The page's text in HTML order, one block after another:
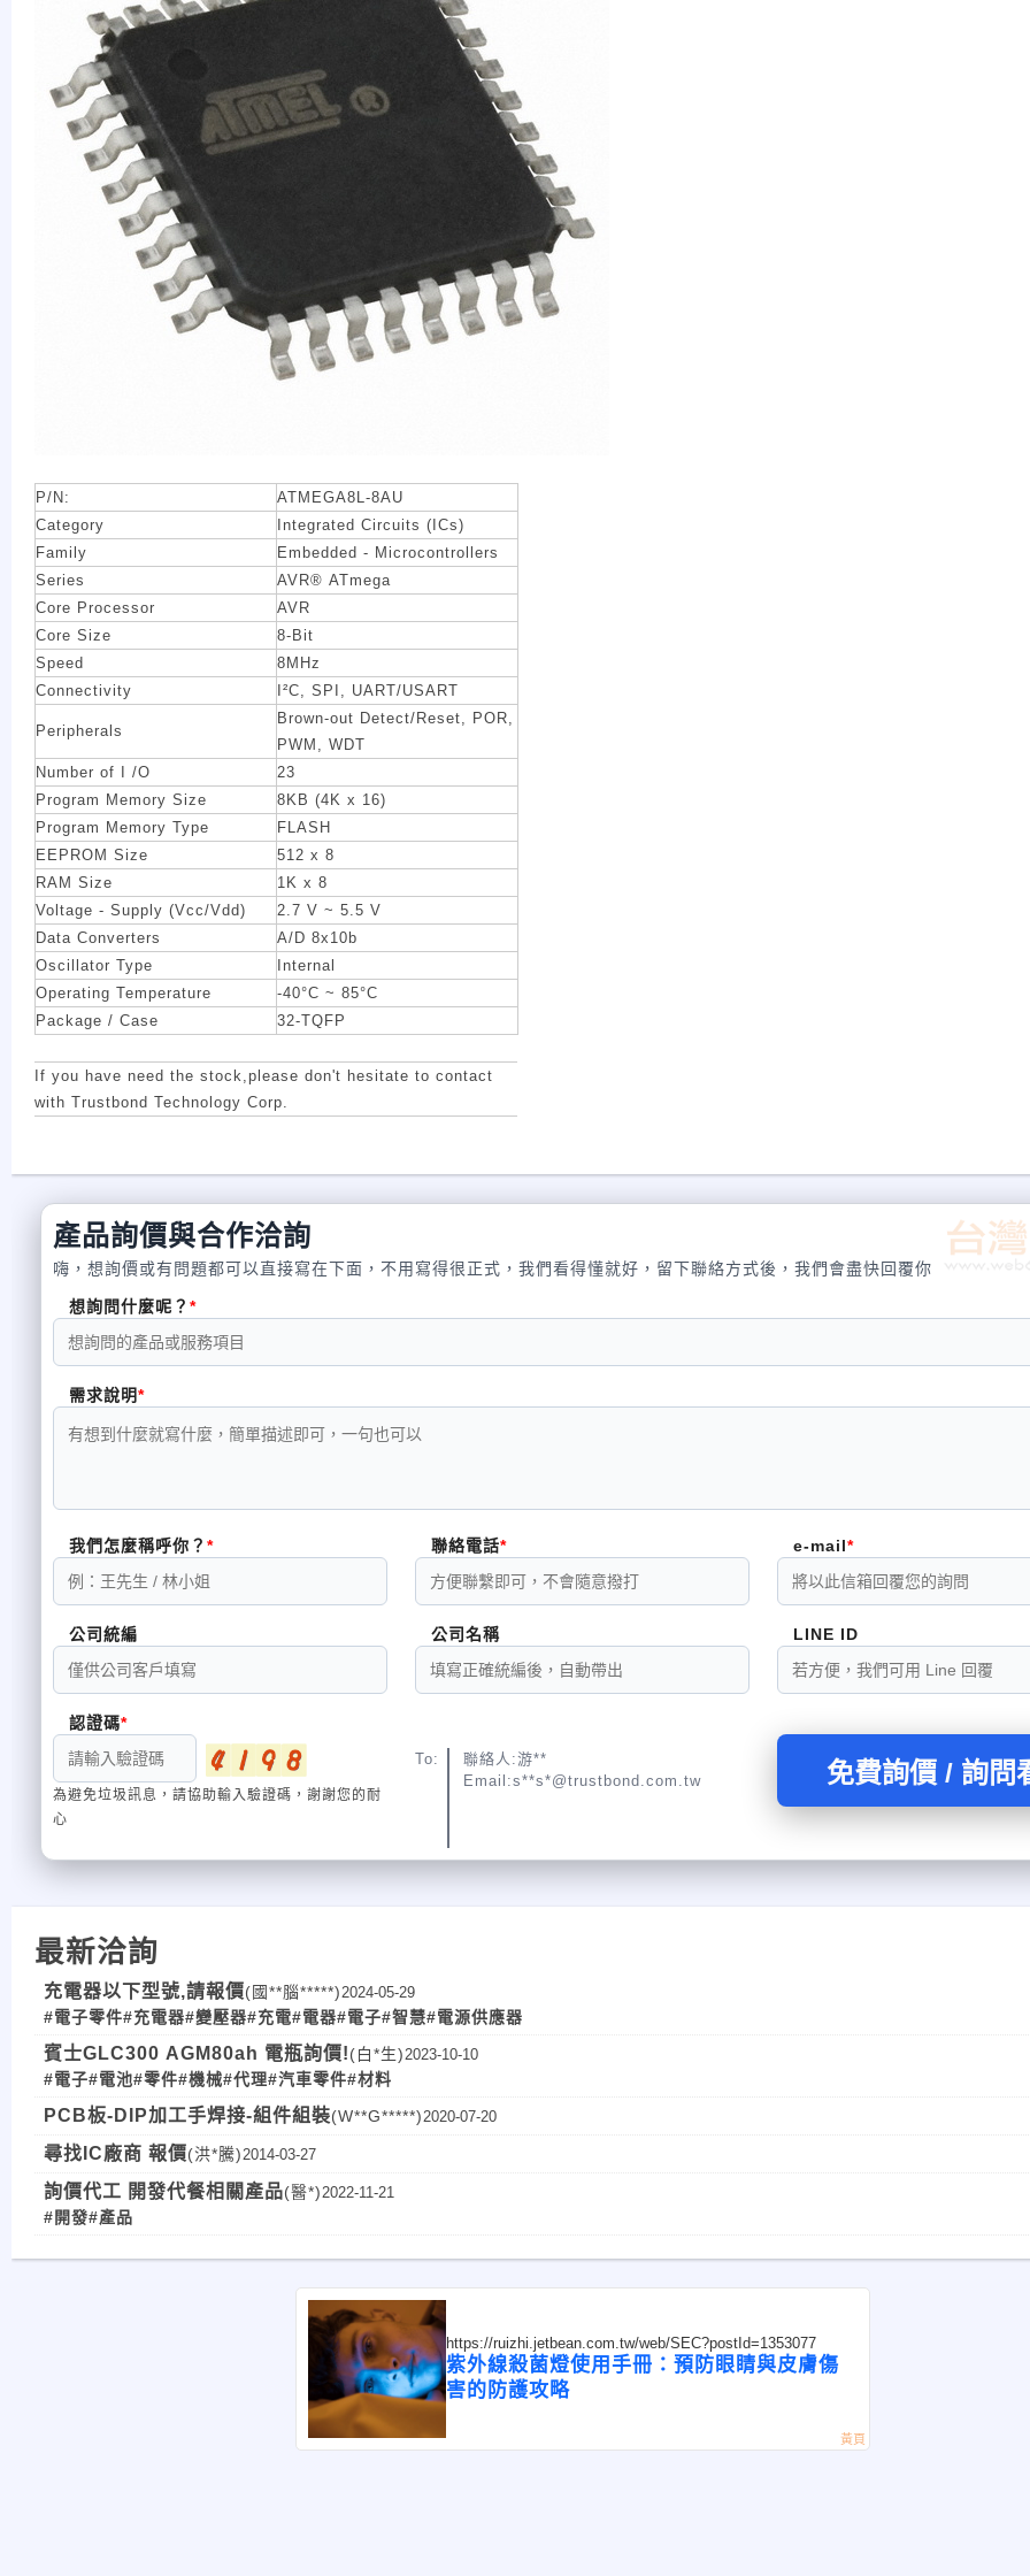
P/N:
ATMEGA8L-8AU
Category
Integrated Circuits (ICs)
Family
Embedded - Microcontrollers
Series
AVR® ATmega
Core Processor
AVR
Core Size
8-Bit
Speed
8MHz
Connectivity
I²C, SPI, UART/USART
Peripherals
Brown-out Detect/Reset, POR,
PWM, WDT
Number of I /O
23
Program Memory Size
8KB (4K x 16)
Program Memory Type
FLASH
EEPROM Size
512 x 8
RAM Size
1K x 8
Voltage - Supply (Vcc/Vdd)
2.7 V ~ 5.5 V
Data Converters
A/D 8x10b
Oscillator Type
Internal
Operating Temperature
-40°C ~ 85°C
Package / Case
32-TQFP
If you have need the stock,please don't hesitate to contact
with Trustbond Technology Corp.
產品詢價與合作洽詢
嗨，想詢價或有問題都可以直接寫在下面，不用寫得很正式，我們看得懂就好，留下聯絡方式後，我們會盡快回覆你
想詢問什麼呢？
需求說明
我們怎麼稱呼你？ 聯絡電話 e-mail
公司統編 公司名稱 LINE ID
認證碼
為避免垃圾訊息，請協助輸入驗證碼，謝謝您的耐
心
To:
聯絡人:游**
Email:s**s*@trustbond.com.tw
免費詢價 / 詢問
最新洽詢
充電器以下型號,請報價(國**腦*****) 2024-05-29
#電子零件#充電器#變壓器#充電#電器#電子#智慧#電源供應器
賓士GLC300 AGM80ah 電瓶詢價!(白*生) 2023-10-10
#電子#電池#零件#機械#代理#汽車零件#材料
PCB板-DIP加工手焊接-組件組裝(W**G*****) 2020-07-20
尋找IC廠商 報價(洪*騰) 2014-03-27
詢價代工 開發代餐相關產品(醫*) 2022-11-21
#開發#產品
https://ruizhi.jetbean.com.tw/web/SEC?postId=1353077
紫外線殺菌燈使用手冊：預防眼睛與皮膚傷
害的防護攻略